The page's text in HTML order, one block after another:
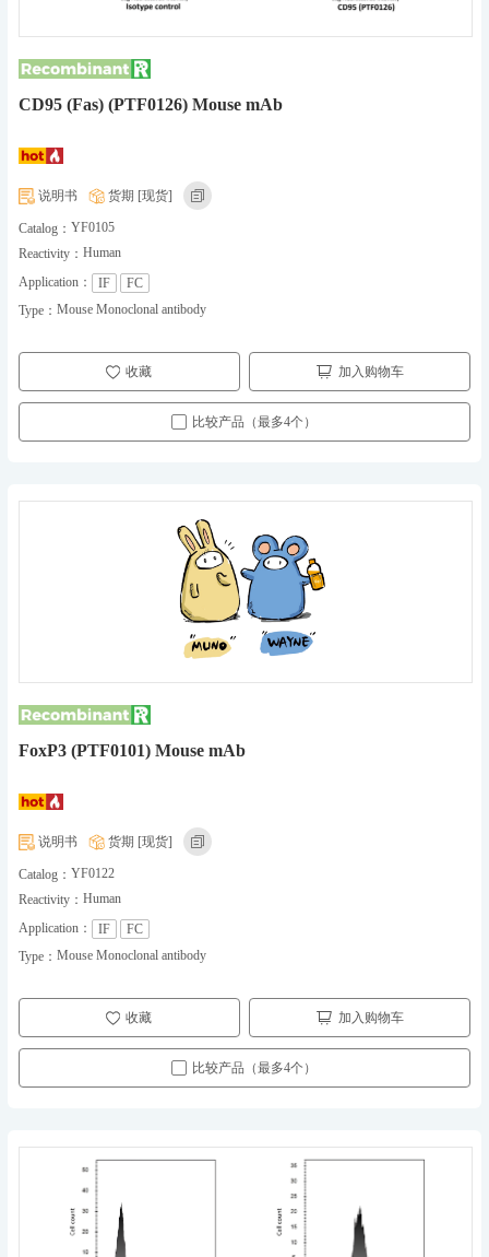
CD95 (Fas) (PTF0126) Mouse mAb
说明书 货期 [现货]
Catalog： YF0105
Reactivity： Human
Application：
IF
FC
Type： Mouse Monoclonal antibody
收藏 加入购物车
比较产品（最多4个）
FoxP3 (PTF0101) Mouse mAb
说明书 货期 [现货]
Catalog： YF0122
Reactivity： Human
Application：
IF
FC
Type： Mouse Monoclonal antibody
收藏 加入购物车
比较产品（最多4个）